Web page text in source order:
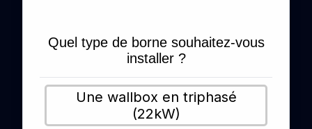
Quel type de borne souhaitez-vous
installer ?
Une wallbox en triphasé
(22kW)